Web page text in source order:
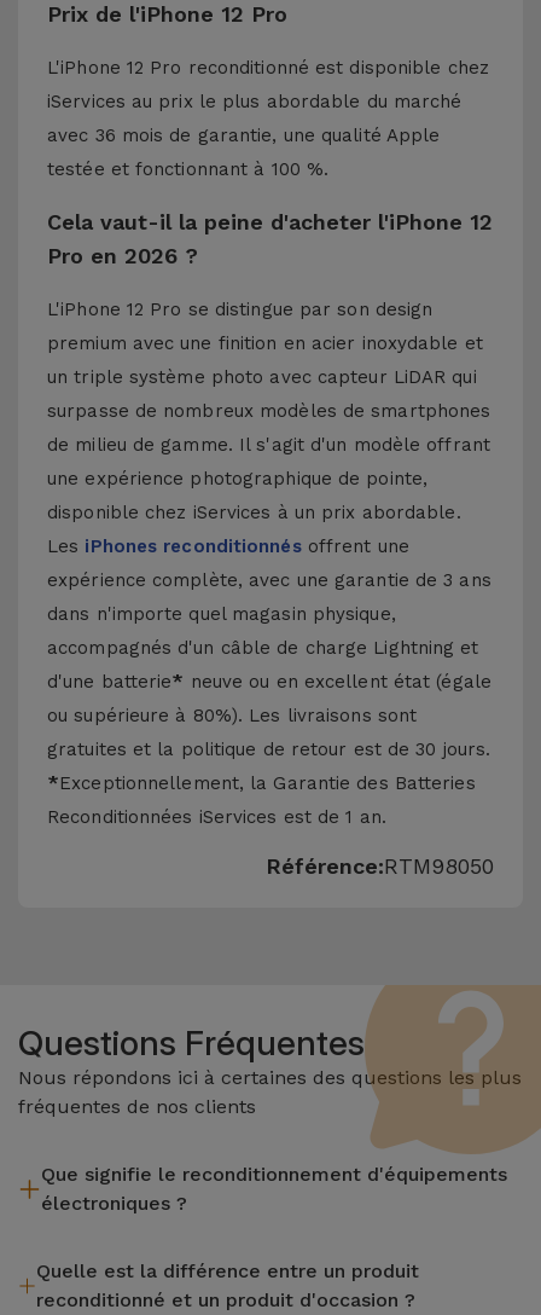
Prix de l'iPhone 12 Pro
L'iPhone 12 Pro reconditionné est disponible chez
iServices au prix le plus abordable du marché
avec 36 mois de garantie, une qualité Apple
testée et fonctionnant à 100 %.
Cela vaut-il la peine d'acheter l'iPhone 12
Pro en 2026 ?
L'iPhone 12 Pro se distingue par son design
premium avec une finition en acier inoxydable et
un triple système photo avec capteur LiDAR qui
surpasse de nombreux modèles de smartphones
de milieu de gamme. Il s'agit d'un modèle offrant
une expérience photographique de pointe,
disponible chez iServices à un prix abordable.
Les iPhones reconditionnésoffrent une
expérience complète, avec une garantie de 3 ans
dans n'importe quel magasin physique,
accompagnés d'un câble de charge Lightning et
d'une batterie* neuve ou en excellent état (égale
ou supérieure à 80%). Les livraisons sont
gratuites et la politique de retour est de 30 jours.
*Exceptionnellement, la Garantie des Batteries
Reconditionnées iServices est de 1 an.
Référence:RTM98050
Questions Fréquentes
Nous répondons ici à certaines des questions les plus
fréquentes de nos clients
Que signifie le reconditionnement d'équipements
électroniques ?
l'inspection, le nettoyage, sans oublier la réparation de tout
composant défectueux. Il convient de rappeler que tous les
Quelle est la différence entre un produit
reconditionné et un produit d'occasion ?